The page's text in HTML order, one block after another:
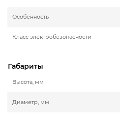
Особенность
Класс электробезопасности
Габариты
Высота, мм
Диаметр, мм